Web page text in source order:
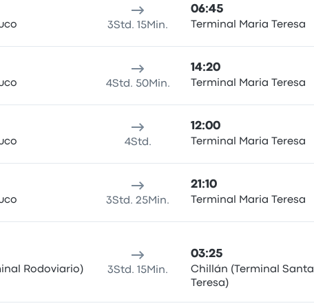
3Std. 15Min.
06:45
Terminal Maria Teresa
4Std. 50Min.
14:20
Terminal Maria Teresa
4Std.
12:00
Terminal Maria Teresa
3Std. 25Min.
21:10
Terminal Maria Teresa
Rodoviario) 3Std. 15Min.
03:25
Chillán (Terminal Santa
Teresa)